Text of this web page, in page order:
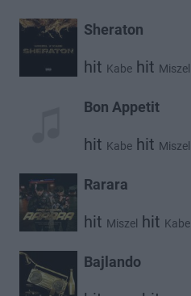
Sheraton
hit Kabe hit Miszel
Bon Appetit
hit Kabe hit Miszel
Rarara
hit Miszel hit Kabe
Bajlando